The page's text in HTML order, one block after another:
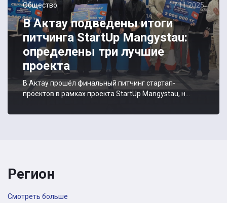
Общество 17.11.2025
В Актау подведены итоги
питчинга StartUp Mangystau:
определены три лучшие
проекта
В Актау прошёл финальный питчинг стартап-
проектов в рамках проекта StartUp Mangystau, н...
Регион
Смотреть больше